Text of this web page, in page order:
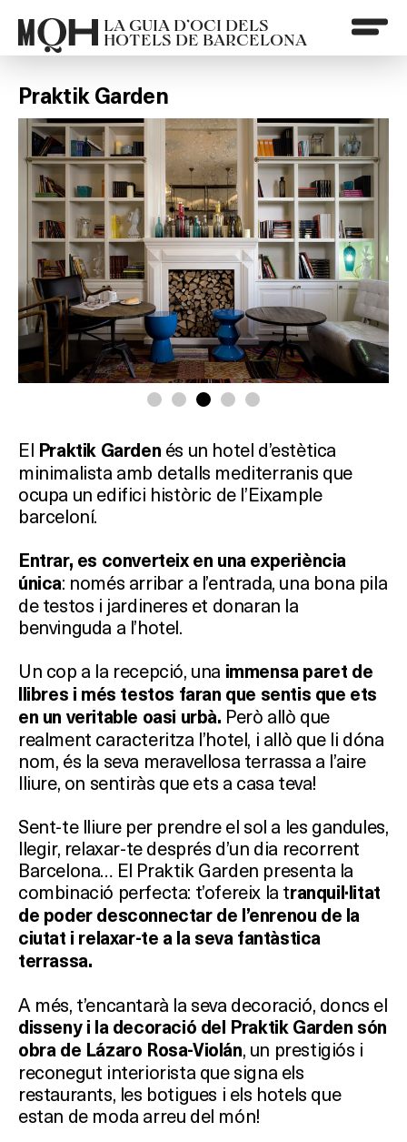
LA GUIA D’OCI DELS
HOTELS DE BARCELONA
Què vols fer?
HOTELS
TERRASSES
Praktik Garden
El Praktik Garden és un hotel d’estètica
minimalista amb detalls mediterranis que
ocupa un edifici històric de l’Eixample
barceloní.
Entrar, es converteix en una experiència
única: només arribar a l’entrada, una bona pila
de testos i jardineres et donaran la
benvinguda a l’hotel.
Un cop a la recepció, una immensa paret de
llibres i més testos faran que sentis que ets
en un veritable oasi urbà. Però allò que
realment caracteritza l’hotel, i allò que li dóna
nom, és la seva meravellosa terrassa a l’aire
lliure, on sentiràs que ets a casa teva!
Sent-te lliure per prendre el sol a les gandules,
llegir, relaxar-te després d’un dia recorrent
Barcelona… El Praktik Garden presenta la
combinació perfecta: t’ofereix la tranquil·litat
de poder desconnectar de l’enrenou de la
ciutat i relaxar-te a la seva fantàstica
terrassa.
A més, t’encantarà la seva decoració, doncs el
disseny i la decoració del Praktik Garden són
obra de Lázaro Rosa-Violán, un prestigiós i
reconegut interiorista que signa els
restaurants, les botigues i els hotels que
estan de moda arreu del món!